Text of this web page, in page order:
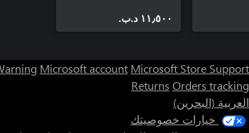
١١٫٥٠٠ د.ب.‏
Microsoft account Microsoft Store Support
Returns Orders tracking
العربية (البحرين)
خيارات خصوصيتك